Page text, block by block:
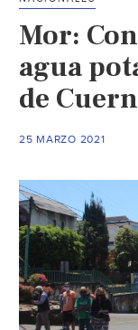
Mor:
agua
de
25 MARZO 2021